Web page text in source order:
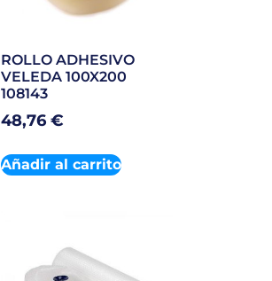
ROLLO ADHESIVO
VELEDA 100X200
108143
48,76€
Añadir al carrito